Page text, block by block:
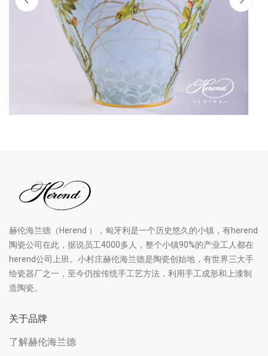
赫伦海兰德（Herend ），匈牙利是一个历史悠久的小镇，有herend
陶瓷公司在此，据说员工4000多人，整个小镇90%的产业工人都在
herend公司上班。小村庄赫伦海兰德是陶瓷创始地，有世界三大手
绘瓷器厂之一，至今仍按传统手工艺方法，利用手工成形和上漆制
造陶瓷。
关于品牌
了解赫伦海兰德